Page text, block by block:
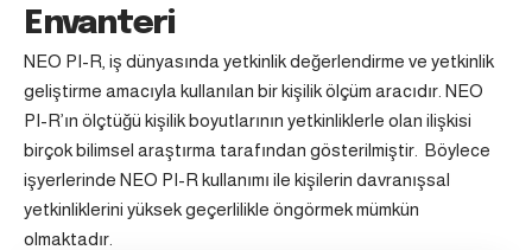
Envanteri
NEO PI-R, iş dünyasında yetkinlik değerlendirme ve yetkinlik
geliştirme amacıyla kullanılan bir kişilik ölçüm aracıdır. NEO
PI-R’ın ölçtüğü kişilik boyutlarının yetkinliklerle olan ilişkisi
birçok bilimsel araştırma tarafından gösterilmiştir. Böylece
işyerlerinde NEO PI-R kullanımı ile kişilerin davranışsal
yetkinliklerini yüksek geçerlilikle öngörmek mümkün
olmaktadır.